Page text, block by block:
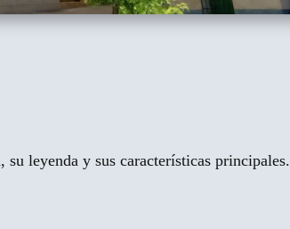
su leyenda y sus características principales.